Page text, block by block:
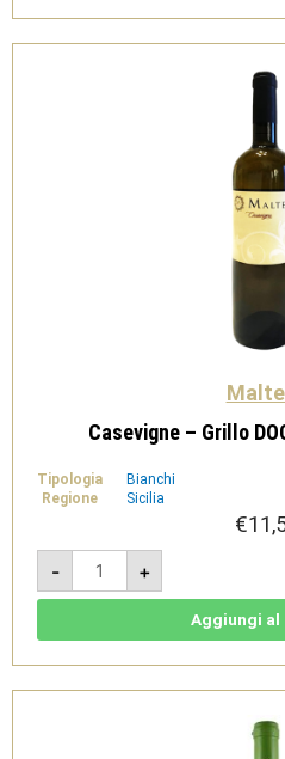
Feudi
Guagnano
Casevigne – Grillo
Tipologia
Bianchi
Regione
Sicilia
€
-
Casevigne
Grillo
DOC
quantità
+
Aggiungi al